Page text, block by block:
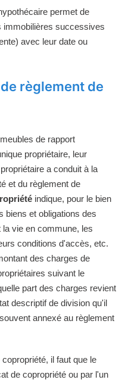
permet de
immobilières successives
avec leur date ou
règlement de
de rapport
propriétaire, leur
a conduit à la
et du règlement de
indique, pour le bien
biens et obligations des
vie en commune, les
conditions d'accès, etc.
des charges de
suivant le
part des charges revient
descriptif de division qu'il
annexé au règlement
il faut que le
de copropriété ou par l'un